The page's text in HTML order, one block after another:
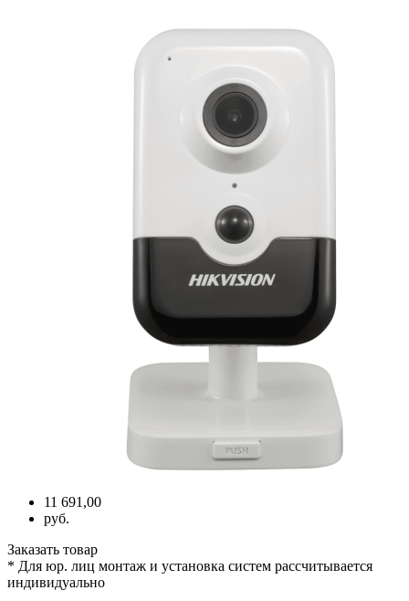
11 691,00
руб.
Заказать товар
* Для юр. лиц монтаж и установка систем рассчитывается
индивидуально